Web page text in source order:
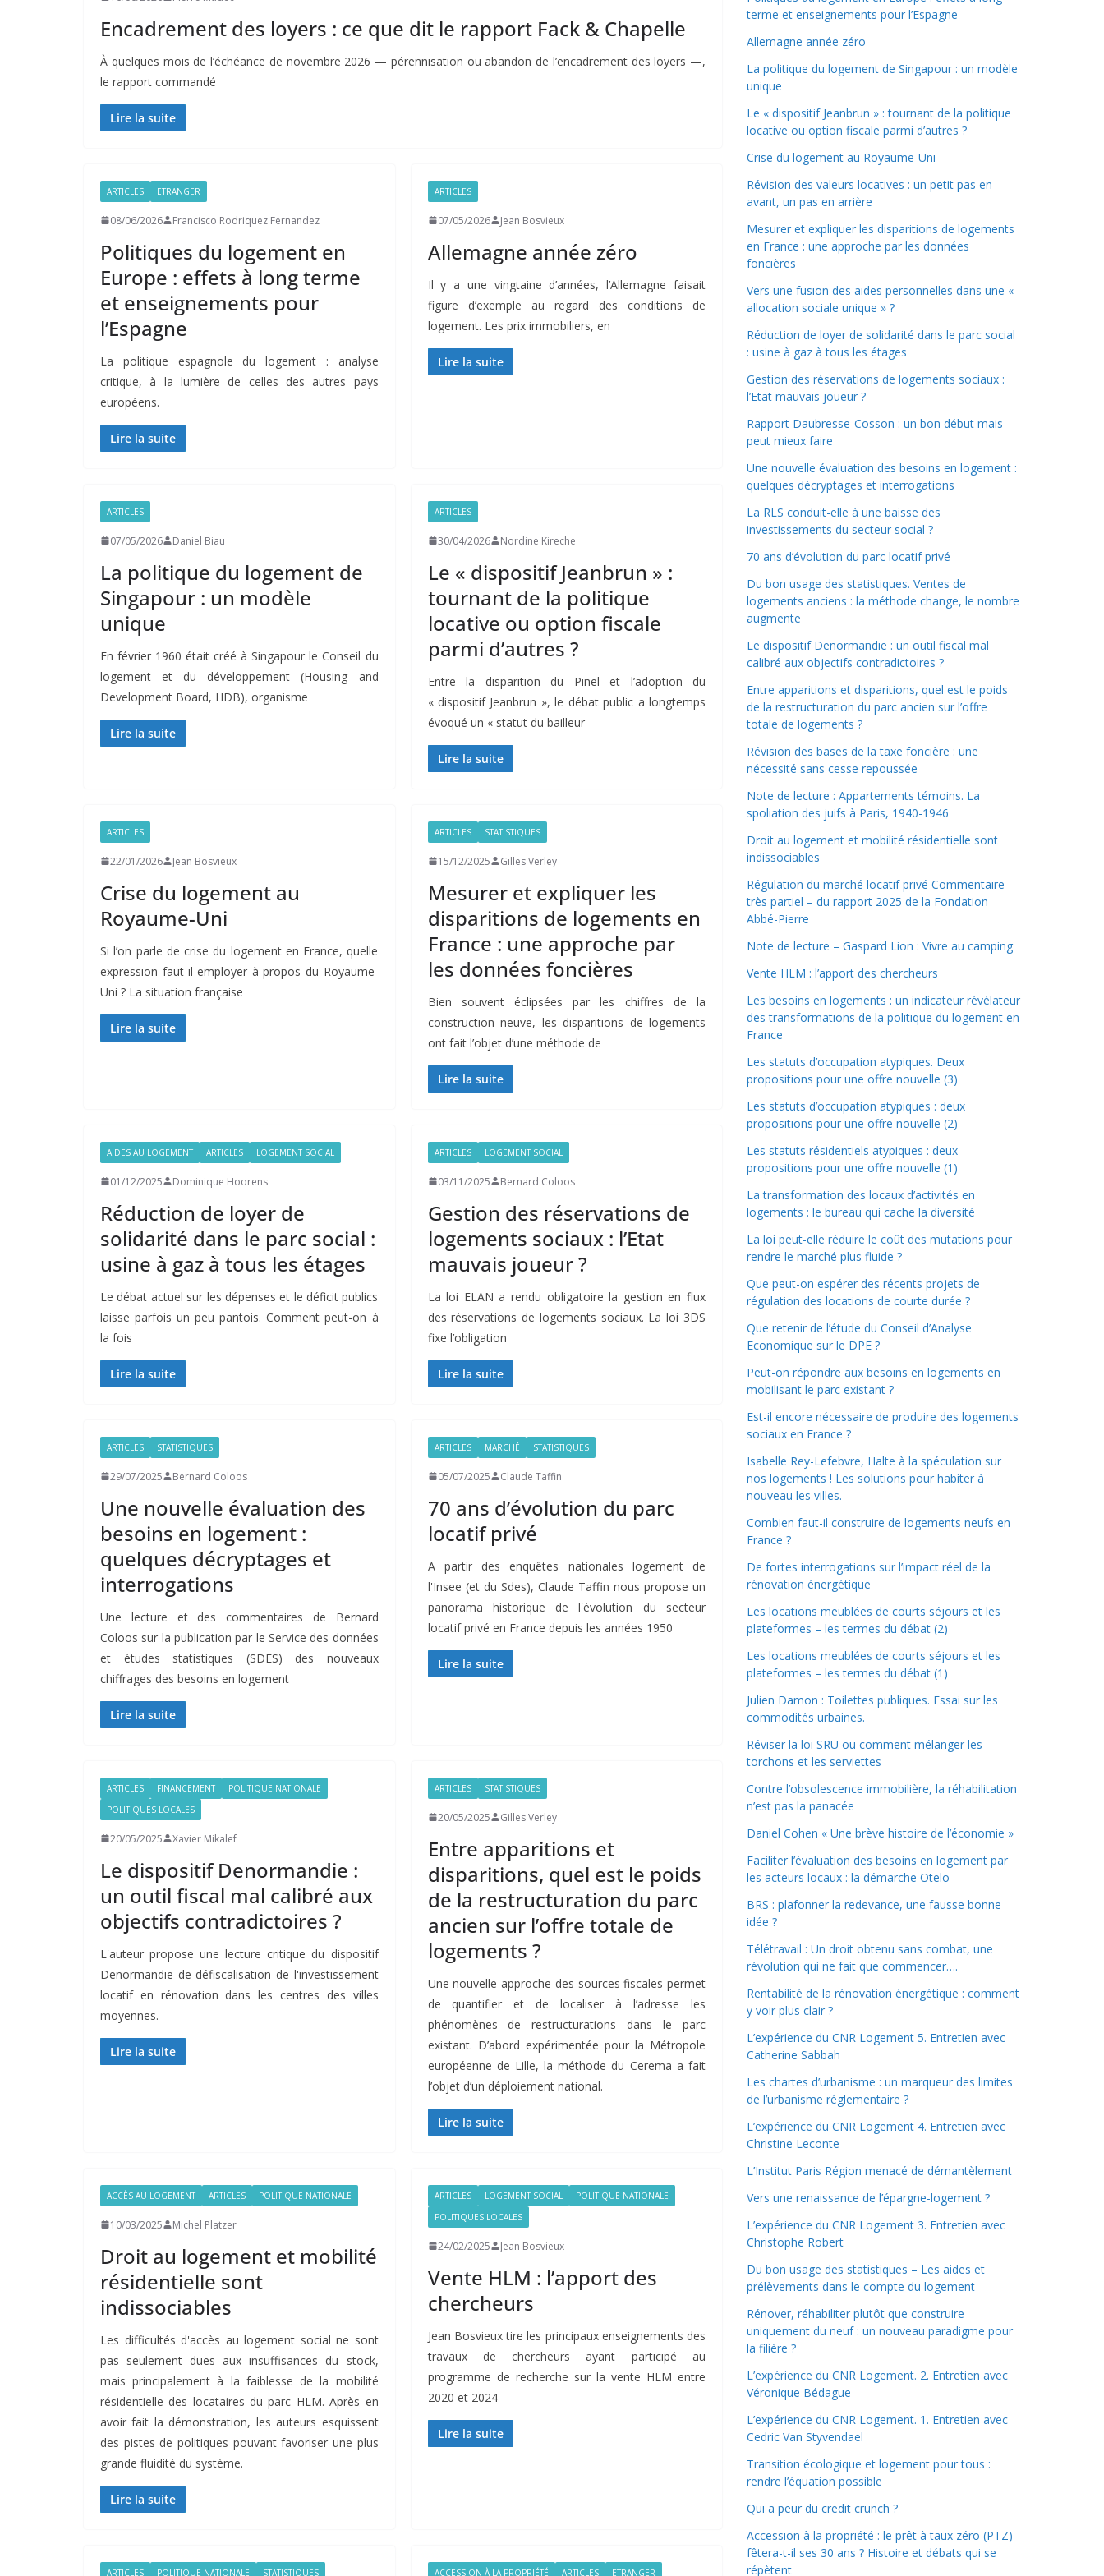
Encadrement des loyers : ce que dit le rapport Fack & Chapelle
À quelques mois de l’échéance de novembre 2026 — pérennisation ou abandon de l’encadrement des loyers —,
le rapport commandé
Lire la suite
ARTICLES ETRANGER
08/06/2026 Francisco Rodriquez Fernandez
Politiques du logement en
Europe : effets à long terme
et enseignements pour
l’Espagne
La politique espagnole du logement : analyse
critique, à la lumière de celles des autres pays
européens.
Lire la suite
ARTICLES
07/05/2026 Jean Bosvieux
Allemagne année zéro
Il y a une vingtaine d’années, l’Allemagne faisait
figure d’exemple au regard des conditions de
logement. Les prix immobiliers, en
Lire la suite
ARTICLES
07/05/2026 Daniel Biau
La politique du logement de
Singapour : un modèle
unique
En février 1960 était créé à Singapour le Conseil du
logement et du développement (Housing and
Development Board, HDB), organisme
Lire la suite
ARTICLES
30/04/2026 Nordine Kireche
Le « dispositif Jeanbrun » :
tournant de la politique
locative ou option fiscale
parmi d’autres ?
Entre la disparition du Pinel et l’adoption du
« dispositif Jeanbrun », le débat public a longtemps
évoqué un « statut du bailleur
Lire la suite
ARTICLES
22/01/2026 Jean Bosvieux
Crise du logement au
Royaume-Uni
Si l’on parle de crise du logement en France, quelle
expression faut-il employer à propos du Royaume-
Uni ? La situation française
Lire la suite
ARTICLES STATISTIQUES
15/12/2025 Gilles Verley
Mesurer et expliquer les
disparitions de logements en
France : une approche par
les données foncières
Bien souvent éclipsées par les chiffres de la
construction neuve, les disparitions de logements
ont fait l’objet d’une méthode de
Lire la suite
AIDES AU LOGEMENT ARTICLES LOGEMENT SOCIAL
01/12/2025 Dominique Hoorens
Réduction de loyer de
solidarité dans le parc social :
usine à gaz à tous les étages
Le débat actuel sur les dépenses et le déficit publics
laisse parfois un peu pantois. Comment peut-on à
la fois
Lire la suite
ARTICLES LOGEMENT SOCIAL
03/11/2025 Bernard Coloos
Gestion des réservations de
logements sociaux : l’Etat
mauvais joueur ?
La loi ELAN a rendu obligatoire la gestion en flux
des réservations de logements sociaux. La loi 3DS
fixe l’obligation
Lire la suite
ARTICLES STATISTIQUES
29/07/2025 Bernard Coloos
Une nouvelle évaluation des
besoins en logement :
quelques décryptages et
interrogations
Une lecture et des commentaires de Bernard
Coloos sur la publication par le Service des données
et études statistiques (SDES) des nouveaux
chiffrages des besoins en logement
Lire la suite
ARTICLES MARCHÉ STATISTIQUES
05/07/2025 Claude Taffin
70 ans d’évolution du parc
locatif privé
A partir des enquêtes nationales logement de
l'Insee (et du Sdes), Claude Taffin nous propose un
panorama historique de l'évolution du secteur
locatif privé en France depuis les années 1950
Lire la suite
ARTICLES FINANCEMENT
POLITIQUE NATIONALE
POLITIQUES LOCALES
20/05/2025 Xavier Mikalef
Le dispositif Denormandie :
un outil fiscal mal calibré aux
objectifs contradictoires ?
L'auteur propose une lecture critique du dispositif
Denormandie de défiscalisation de l'investissement
locatif en rénovation dans les centres des villes
moyennes.
Lire la suite
ARTICLES STATISTIQUES
20/05/2025 Gilles Verley
Entre apparitions et
disparitions, quel est le poids
de la restructuration du parc
ancien sur l’offre totale de
logements ?
Une nouvelle approche des sources fiscales permet
de quantifier et de localiser à l’adresse les
phénomènes de restructurations dans le parc
existant. D’abord expérimentée pour la Métropole
européenne de Lille, la méthode du Cerema a fait
l’objet d’un déploiement national.
Lire la suite
ACCÈS AU LOGEMENT ARTICLES POLITIQUE NATIONALE
10/03/2025 Michel Platzer
Droit au logement et mobilité
résidentielle sont
indissociables
Les difficultés d'accès au logement social ne sont
pas seulement dues aux insuffisances du stock,
mais principalement à la faiblesse de la mobilité
résidentielle des locataires du parc HLM. Après en
avoir fait la démonstration, les auteurs esquissent
des pistes de politiques pouvant favoriser une plus
grande fluidité du système.
Lire la suite
ARTICLES LOGEMENT SOCIAL
POLITIQUE NATIONALE
POLITIQUES LOCALES
24/02/2025 Jean Bosvieux
Vente HLM : l’apport des
chercheurs
Jean Bosvieux tire les principaux enseignements des
travaux de chercheurs ayant participé au
programme de recherche sur la vente HLM entre
2020 et 2024
Lire la suite
ARTICLES POLITIQUE NATIONALE STATISTIQUES ACCESSION À LA PROPRIÉTÉ ARTICLES ETRANGER
terme et enseignements pour l’Espagne
Allemagne année zéro
La politique du logement de Singapour : un modèle
unique
Le « dispositif Jeanbrun » : tournant de la politique
locative ou option fiscale parmi d’autres ?
Crise du logement au Royaume-Uni
Révision des valeurs locatives : un petit pas en
avant, un pas en arrière
Mesurer et expliquer les disparitions de logements
en France : une approche par les données
foncières
Vers une fusion des aides personnelles dans une «
allocation sociale unique » ?
Réduction de loyer de solidarité dans le parc social
: usine à gaz à tous les étages
Gestion des réservations de logements sociaux :
l’Etat mauvais joueur ?
Rapport Daubresse-Cosson : un bon début mais
peut mieux faire
Une nouvelle évaluation des besoins en logement :
quelques décryptages et interrogations
La RLS conduit-elle à une baisse des
investissements du secteur social ?
70 ans d’évolution du parc locatif privé
Du bon usage des statistiques. Ventes de
logements anciens : la méthode change, le nombre
augmente
Le dispositif Denormandie : un outil fiscal mal
calibré aux objectifs contradictoires ?
Entre apparitions et disparitions, quel est le poids
de la restructuration du parc ancien sur l’offre
totale de logements ?
Révision des bases de la taxe foncière : une
nécessité sans cesse repoussée
Note de lecture : Appartements témoins. La
spoliation des juifs à Paris, 1940-1946
Droit au logement et mobilité résidentielle sont
indissociables
Régulation du marché locatif privé Commentaire –
très partiel – du rapport 2025 de la Fondation
Abbé-Pierre
Note de lecture – Gaspard Lion : Vivre au camping
Vente HLM : l’apport des chercheurs
Les besoins en logements : un indicateur révélateur
des transformations de la politique du logement en
France
Les statuts d’occupation atypiques. Deux
propositions pour une offre nouvelle (3)
Les statuts d’occupation atypiques : deux
propositions pour une offre nouvelle (2)
Les statuts résidentiels atypiques : deux
propositions pour une offre nouvelle (1)
La transformation des locaux d’activités en
logements : le bureau qui cache la diversité
La loi peut-elle réduire le coût des mutations pour
rendre le marché plus fluide ?
Que peut-on espérer des récents projets de
régulation des locations de courte durée ?
Que retenir de l’étude du Conseil d’Analyse
Economique sur le DPE ?
Peut-on répondre aux besoins en logements en
mobilisant le parc existant ?
Est-il encore nécessaire de produire des logements
sociaux en France ?
Isabelle Rey-Lefebvre, Halte à la spéculation sur
nos logements ! Les solutions pour habiter à
nouveau les villes.
Combien faut-il construire de logements neufs en
France ?
De fortes interrogations sur l’impact réel de la
rénovation énergétique
Les locations meublées de courts séjours et les
plateformes – les termes du débat (2)
Les locations meublées de courts séjours et les
plateformes – les termes du débat (1)
Julien Damon : Toilettes publiques. Essai sur les
commodités urbaines.
Réviser la loi SRU ou comment mélanger les
torchons et les serviettes
Contre l’obsolescence immobilière, la réhabilitation
n’est pas la panacée
Daniel Cohen « Une brève histoire de l’économie »
Faciliter l’évaluation des besoins en logement par
les acteurs locaux : la démarche Otelo
BRS : plafonner la redevance, une fausse bonne
idée ?
Télétravail : Un droit obtenu sans combat, une
révolution qui ne fait que commencer….
Rentabilité de la rénovation énergétique : comment
y voir plus clair ?
L’expérience du CNR Logement 5. Entretien avec
Catherine Sabbah
Les chartes d’urbanisme : un marqueur des limites
de l’urbanisme réglementaire ?
L’expérience du CNR Logement 4. Entretien avec
Christine Leconte
L’Institut Paris Région menacé de démantèlement
Vers une renaissance de l’épargne-logement ?
L’expérience du CNR Logement 3. Entretien avec
Christophe Robert
Du bon usage des statistiques – Les aides et
prélèvements dans le compte du logement
Rénover, réhabiliter plutôt que construire
uniquement du neuf : un nouveau paradigme pour
la filière ?
L’expérience du CNR Logement. 2. Entretien avec
Véronique Bédague
L’expérience du CNR Logement. 1. Entretien avec
Cedric Van Styvendael
Transition écologique et logement pour tous :
rendre l’équation possible
Qui a peur du credit crunch ?
Accession à la propriété : le prêt à taux zéro (PTZ)
fêtera-t-il ses 30 ans ? Histoire et débats qui se
répètent